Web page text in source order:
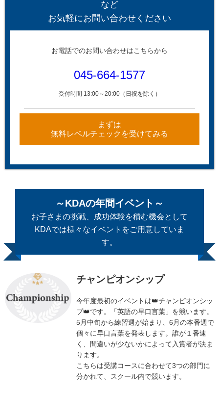
など
お気軽にお問い合わせください
お電話でのお問い合わせはこちらから
045-664-1577
受付時間 13:00～20:00（日祝を除く）
まずは
無料レベルチェックを受けてみる
～KDAの年間イベント～
お子さまの挑戦、成功体験を積む機会として
KDAでは様々なイベントをご用意していま
す。
チャンピオンシップ
今年度最初のイベントは👑チャンピオンシッ
プ👑です。「英語の早口言葉」を競います。
5月中旬から練習週が始まり、6月の本番週で
個々に早口言葉を発表します。誰が１番速
く、間違いが少ないかによって入賞者が決ま
ります。
こちらは受講コースに合わせて3つの部門に
分かれて、スクール内で競います。